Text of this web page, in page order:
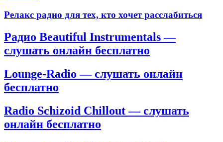
Релакс радио для тех, кто хочет расслабиться
Радио Beautiful Instrumentals —
слушать онлайн бесплатно
Lounge-Radio — слушать онлайн
бесплатно
Radio Schizoid Chillout — слушать
онлайн бесплатно